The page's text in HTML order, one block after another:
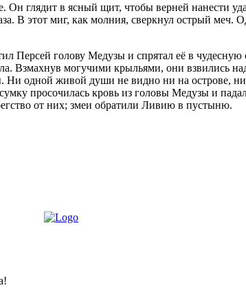
Он глядит в ясный щит, чтобы верней нанести
В этот миг, как молния, сверкнул острый меч.
Персей голову Медузы и спрятал её в
Взмахнув могучими крыльями, они взвились
Ни одной живой души не видно ни на острове,
просочилась кровь из головы Медузы и
от них; змеи обратили Ливию в пустыню.